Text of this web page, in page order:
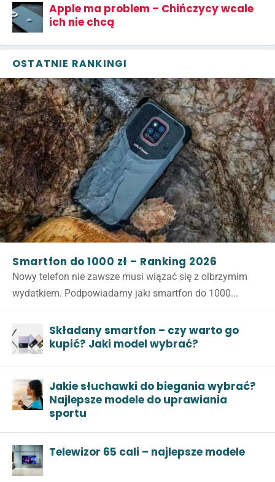
Apple ma problem – Chińczycy wcale
ich nie chcą
OSTATNIE RANKINGI
Smartfon do 1000 zł – Ranking 2026
Nowy telefon nie zawsze musi wiązać się z olbrzymim
wydatkiem. Podpowiadamy jaki smartfon do 1000...
Składany smartfon – czy warto go
kupić? Jaki model wybrać?
Jakie słuchawki do biegania wybrać?
Najlepsze modele do uprawiania
sportu
Telewizor 65 cali – najlepsze modele